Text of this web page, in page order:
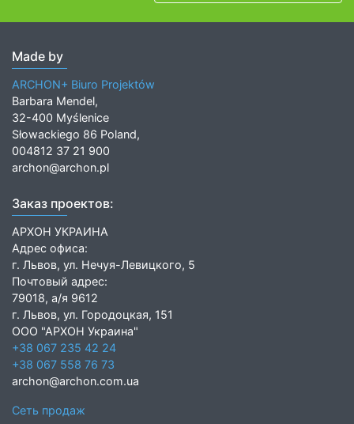
Made by
ARCHON+ Biuro Projektów
Barbara Mendel,
32-400 Myślenice
Słowackiego 86 Poland,
004812 37 21 900
archon@archon.pl
Заказ проектов:
АРХОН УКРАИНА
Адрес офиса:
г. Львов, ул. Нечуя-Левицкого, 5
Почтовый адрес:
79018, а/я 9612
г. Львов, ул. Городоцкая, 151
ООО "АРХОН Украина"
+38 067 235 42 24
+38 067 558 76 73
archon@archon.com.ua
Сеть продаж